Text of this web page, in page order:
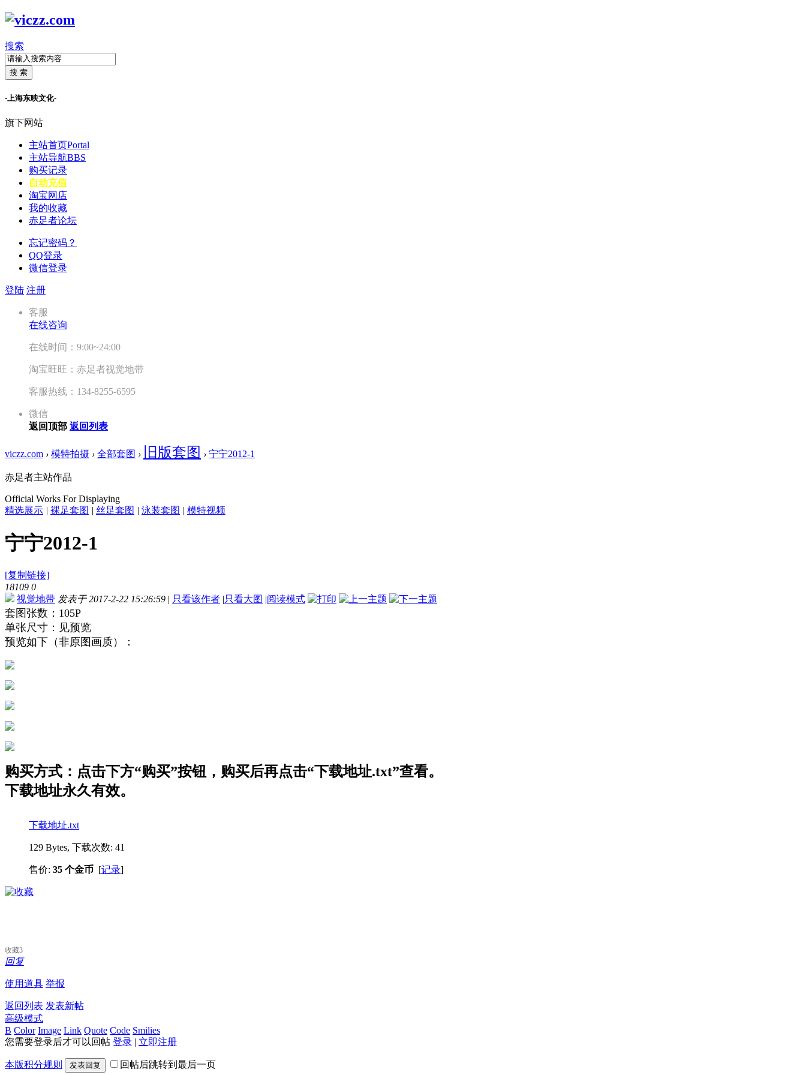
搜索
搜 索
-上海东映文化-
旗下网站
主站首页Portal
主站导航BBS
购买记录
自动充值
淘宝网店
我的收藏
赤足者论坛
忘记密码？
QQ登录
微信登录
登陆 注册
客服
在线咨询
在线时间：9:00~24:00
淘宝旺旺：赤足者视觉地带
客服热线：134-8255-6595
微信
返回顶部 返回列表
viczz.com › 模特拍摄 › 全部套图 › 旧版套图 › 宁宁2012-1
赤足者主站作品
Official Works For Displaying
精选展示 | 裸足套图 | 丝足套图 | 泳装套图 | 模特视频
宁宁2012-1
[复制链接]
18109 0
视觉地带 发表于 2017-2-22 15:26:59 | 只看该作者 |只看大图 |阅读模式
套图张数：105P
单张尺寸：见预览
预览如下（非原图画质）：
购买方式：点击下方“购买”按钮，购买后再点击“下载地址.txt”查看。
下载地址永久有效。
下载地址.txt
129 Bytes, 下载次数: 41
售价: 35 个金币 [记录]
收藏3
回复
使用道具 举报
返回列表 发表新帖
高级模式
B Color Image Link Quote Code Smilies
您需要登录后才可以回帖 登录 | 立即注册
本版积分规则 发表回复 回帖后跳转到最后一页